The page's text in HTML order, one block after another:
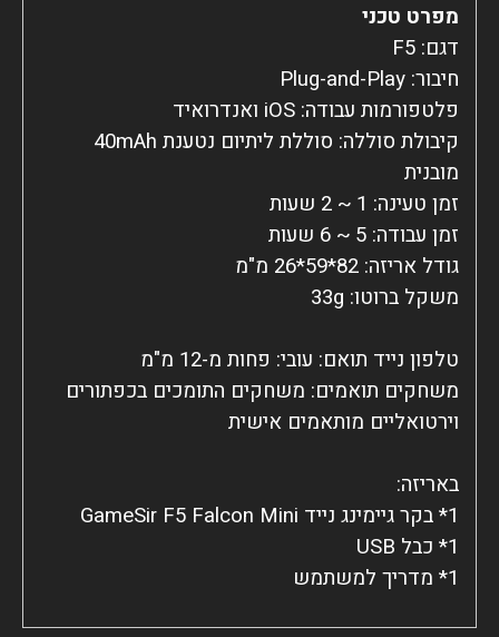
מפרט טכני
קיבולת סוללה: סוללת ליתיום נטענת 40mAh
משחקים תואמים: משחקים התומכים בכפתורים